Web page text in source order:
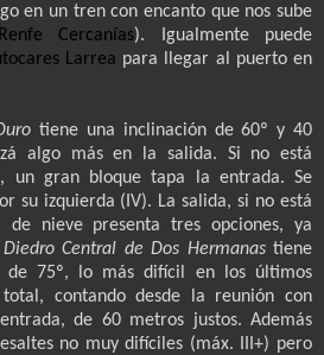
en un tren con encanto que nos sube
Renfe Cercanías). Igualmente puede
Larrea para llegar al puerto en
tiene una inclinación de 60º y 40
algo más en la salida. Si no está
un gran bloque tapa la entrada. Se
su izquierda (IV). La salida, si no está
de nieve presenta tres opciones, ya
Diedro Central de Dos Hermanastiene
de 75º, lo más difícil en los últimos
contando desde la reunión con
de 60 metros justos. Además
no muy difíciles (máx. III+) pero